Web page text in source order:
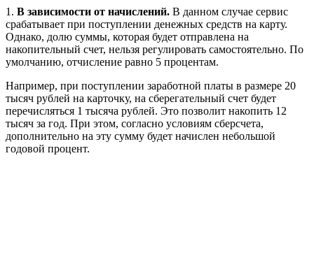
1. В зависимости от начислений. В данном случае сервис
срабатывает при поступлении денежных средств на карту.
Однако, долю суммы, которая будет отправлена на
накопительный счет, нельзя регулировать самостоятельно. По
умолчанию, отчисление равно 5 процентам.
Например, при поступлении заработной платы в размере 20
тысяч рублей на карточку, на сберегательный счет будет
перечисляться 1 тысяча рублей. Это позволит накопить 12
тысяч за год. При этом, согласно условиям сберсчета,
дополнительно на эту сумму будет начислен небольшой
годовой процент.